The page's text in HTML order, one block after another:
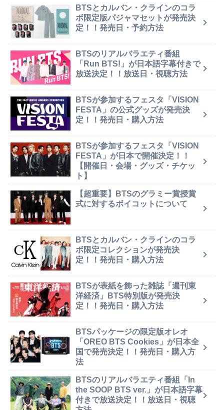
BTSとカルバン・クラインのコラ
ボ限定版パジャマセットが発売決
定！！発売日・予約方法
BTSのリアルバラエティ番組
「Run BTS!」が日本語字幕付きで
放送決定！！放送日・視聴方法
BTSが参加するフェスタ「VISION
FESTA」の公式グッズが発売決
定！！発売日・購入方法
BTSが参加するフェスタ「VISION
FESTA」が日本で開催決定！！
【開催日・会場・グッズ・チケッ
ト】
【超重要】BTSのグラミー賞授賞
式に対するボイコットについて
BTSとカルバン・クラインのコラ
ボ限定コレクションが発売決
定！！発売日・購入方法
BTSが表紙を飾った雑誌「週刊東
洋経済」BTS特別版が発売決
定！！発売日・購入方法
BTSパッケージの限定版オレオ
「OREO BTS Cookies」が日本全
国で発売決定！！発売日・購入方
法
BTSのリアルバラエティ番組「In
the SOOP BTS ver.」が日本語字幕
付きで放送決定！！放送日・視聴